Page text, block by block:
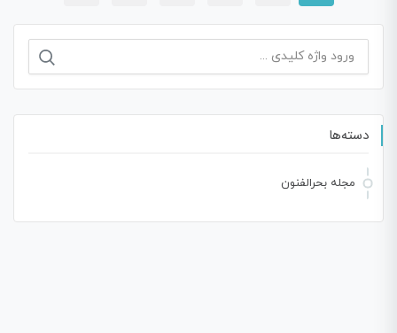
جستجو
دسته‌ها
مجله بحرالفنون